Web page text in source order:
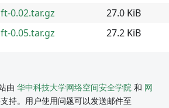
0.02.tar.gz
27.0 KiB
0.05.tar.gz
27.2 KiB
由 华中科技大学网络空间安全学院 和 网
持。用户使用问题可以发送邮件至